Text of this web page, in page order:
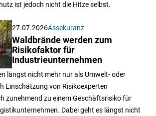
ist jedoch nicht die Hitze selbst.
27.07.2026Assekuranz
Waldbrände werden zum
Risikofaktor für
Industrieunternehmen
längst nicht mehr nur als Umwelt- oder
Einschätzung von Risikoexperten
zunehmend zu einem Geschäftsrisiko für
Dabei geht es längst nicht